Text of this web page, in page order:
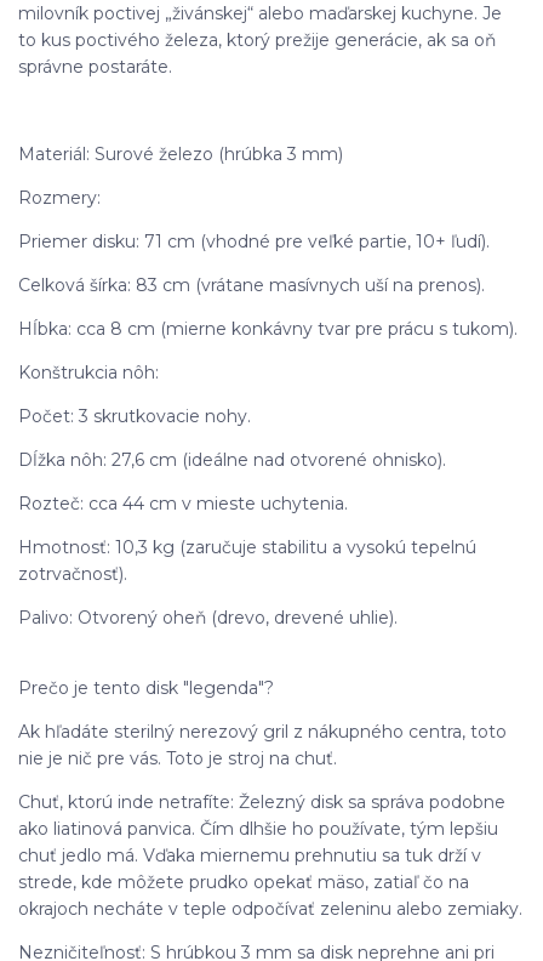
milovník poctivej „živánskej“ alebo maďarskej kuchyne. Je
to kus poctivého železa, ktorý prežije generácie, ak sa oň
správne postaráte.
Materiál: Surové železo (hrúbka 3 mm)
Rozmery:
Priemer disku: 71 cm (vhodné pre veľké partie, 10+ ľudí).
Celková šírka: 83 cm (vrátane masívnych uší na prenos).
Hĺbka: cca 8 cm (mierne konkávny tvar pre prácu s tukom).
Konštrukcia nôh:
Počet: 3 skrutkovacie nohy.
Dĺžka nôh: 27,6 cm (ideálne nad otvorené ohnisko).
Rozteč: cca 44 cm v mieste uchytenia.
Hmotnosť: 10,3 kg (zaručuje stabilitu a vysokú tepelnú
zotrvačnosť).
Palivo: Otvorený oheň (drevo, drevené uhlie).
Prečo je tento disk "legenda"?
Ak hľadáte sterilný nerezový gril z nákupného centra, toto
nie je nič pre vás. Toto je stroj na chuť.
Chuť, ktorú inde netrafíte: Železný disk sa správa podobne
ako liatinová panvica. Čím dlhšie ho používate, tým lepšiu
chuť jedlo má. Vďaka miernemu prehnutiu sa tuk drží v
strede, kde môžete prudko opekať mäso, zatiaľ čo na
okrajoch necháte v teple odpočívať zeleninu alebo zemiaky.
Nezničiteľnosť: S hrúbkou 3 mm sa disk neprehne ani pri